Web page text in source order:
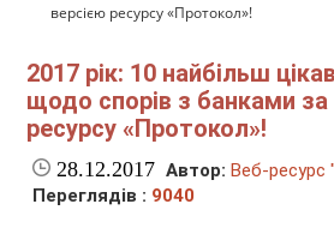
версією ресурсу «Протокол»!
2017 рік: 10 найбільш
щодо спорів з банками за
ресурсу «Протокол»!
28.12.2017 Автор: Веб-ресурс
Переглядів : 9040